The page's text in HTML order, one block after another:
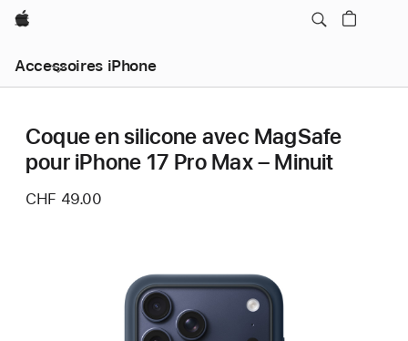
Apple
Accessoires iPhone
Coque en silicone avec MagSafe
pour iPhone 17 Pro Max – Minuit
CHF 49.00